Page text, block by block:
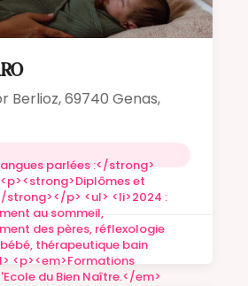
Berlioz, 69740 Genas,
parlées :</strong>
et
strong></p> <ul> <li>2024 :
au sommeil,
des pères, réflexologie
thérapeutique bain
<p><em>Formations
du Bien Naître.</em>